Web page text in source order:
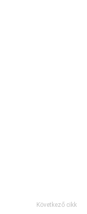
Következő cikk